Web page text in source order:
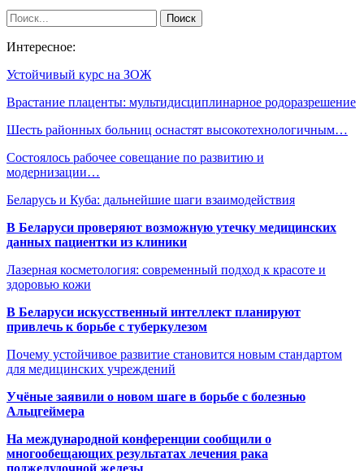
Интересное:
Устойчивый курс на ЗОЖ
Врастание плаценты: мультидисциплинарное родоразрешение
Шесть районных больниц оснастят высокотехнологичным…
Состоялось рабочее совещание по развитию и
модернизации…
Беларусь и Куба: дальнейшие шаги взаимодействия
В Беларуси проверяют возможную утечку медицинских
данных пациентки из клиники
Лазерная косметология: современный подход к красоте и
здоровью кожи
В Беларуси искусственный интеллект планируют
привлечь к борьбе с туберкулезом
Почему устойчивое развитие становится новым стандартом
для медицинских учреждений
Учёные заявили о новом шаге в борьбе с болезнью
Альцгеймера
На международной конференции сообщили о
многообещающих результатах лечения рака
поджелудочной железы